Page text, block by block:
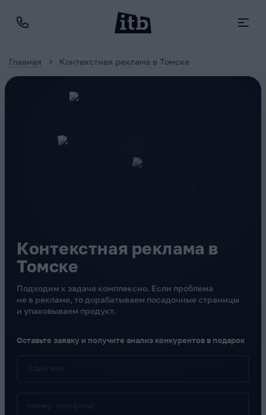
Главная Контекстная реклама в Томске
Контекстная реклама в
Томске
Подходим к задаче комплексно. Если проблема
не в рекламе, то дорабатываем посадочные страницы
и упаковываем продукт.
Оставьте заявку и получите анализ конкурентов в подарок